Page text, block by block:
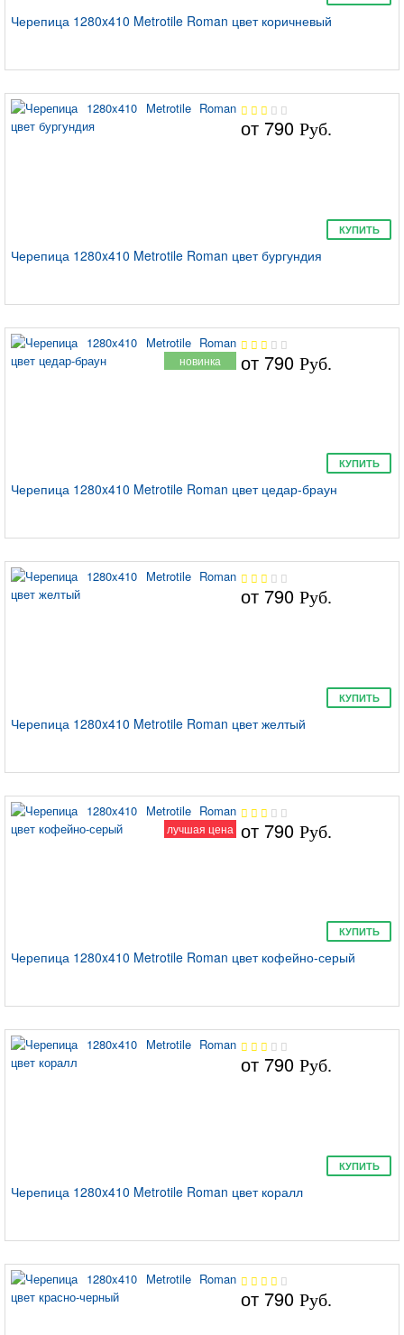
Черепица 1280x410 Metrotile Roman цвет коричневый
от 790 Руб.
КУПИТЬ
Черепица 1280x410 Metrotile Roman цвет бургундия
новинка от 790 Руб.
КУПИТЬ
Черепица 1280x410 Metrotile Roman цвет цедар-браун
от 790 Руб.
КУПИТЬ
Черепица 1280x410 Metrotile Roman цвет желтый
лучшая цена от 790 Руб.
КУПИТЬ
Черепица 1280x410 Metrotile Roman цвет кофейно-серый
от 790 Руб.
КУПИТЬ
Черепица 1280x410 Metrotile Roman цвет коралл
от 790 Руб.